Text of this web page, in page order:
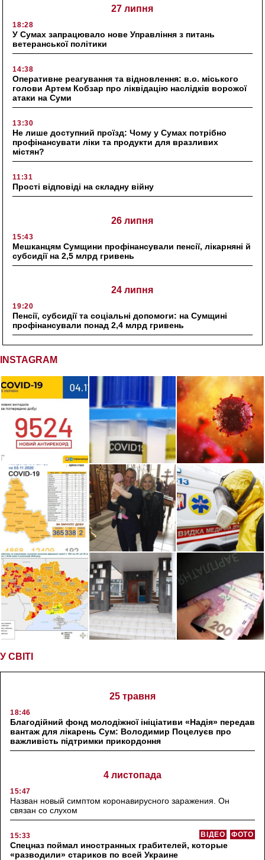
27 липня
18:28
У Сумах запрацювало нове Управління з питань
ветеранської політики
14:38
Оперативне реагування та відновлення: в.о. міського
голови Артем Кобзар про ліквідацію наслідків ворожої
атаки на Суми
13:30
Не лише доступний проїзд: Чому у Сумах потрібно
профінансувати ліки та продукти для вразливих
містян?
11:31
Прості відповіді на складну війну
26 липня
15:43
Мешканцям Сумщини профінансували пенсії, лікарняні й
субсидії на 2,5 млрд гривень
24 липня
19:20
Пенсії, субсидії та соціальні допомоги: на Сумщині
профінансували понад 2,4 млрд гривень
INSTAGRAM
У СВІТІ
25 травня
18:46
Благодійний фонд молодіжної ініціативи «Надія» передав
вантаж для лікарень Сум: Володимир Поцелуєв про
важливість підтримки прикордоння
4 листопада
15:47
Назван новый симптом коронавирусного заражения. Он
связан со слухом
15:33 ФОТО
ВІДЕО
Спецназ поймал иностранных грабителей, которые
«разводили» стариков по всей Украине